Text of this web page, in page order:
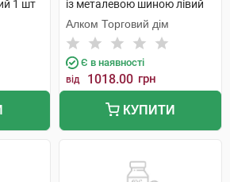
1 шт
із металевою шиною лівий
універсальний 1 шт
Алком Торговий дім
Є в наявності
від 1018.00 грн
КУПИТИ